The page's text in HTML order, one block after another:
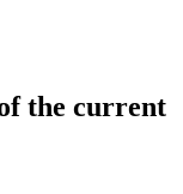
the current